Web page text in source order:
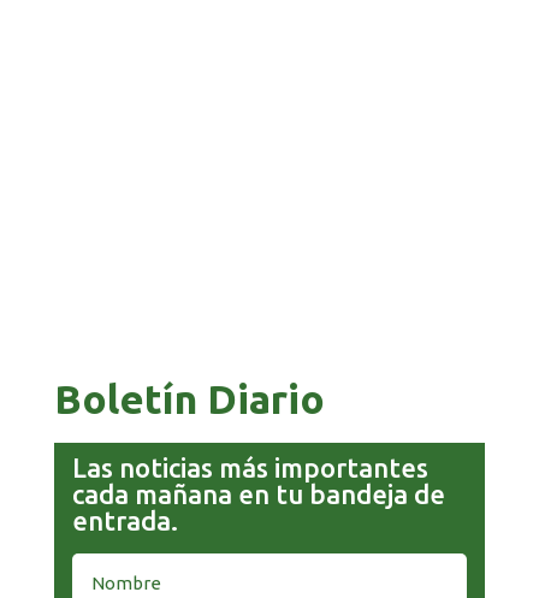
Boletín Diario
Las noticias más importantes
cada mañana en tu bandeja de
entrada.